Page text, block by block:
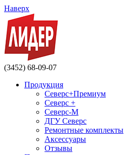
Наверх
(3452) 68-09-07
Продукция
Северс+Премиум
Северс +
Северс-М
ДГУ Северс
Ремонтные комплекты
Аксессуары
Отзывы